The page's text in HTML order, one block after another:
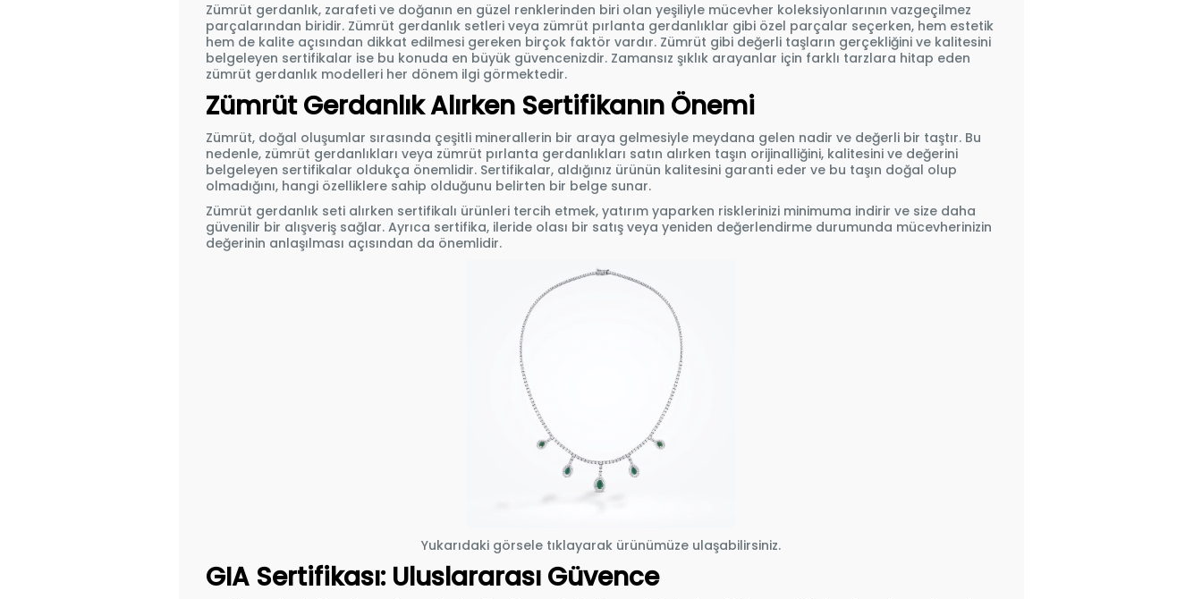
Zümrüt gerdanlık, zarafeti ve doğanın en güzel renklerinden biri olan yeşiliyle mücevher koleksiyonlarının vazgeçilmez
parçalarından biridir. Zümrüt gerdanlık setleri veya zümrüt pırlanta gerdanlıklar gibi özel parçalar seçerken, hem estetik
hem de kalite açısından dikkat edilmesi gereken birçok faktör vardır. Zümrüt gibi değerli taşların gerçekliğini ve kalitesini
belgeleyen sertifikalar ise bu konuda en büyük güvencenizdir. Zamansız şıklık arayanlar için farklı tarzlara hitap eden
zümrüt gerdanlık modelleri her dönem ilgi görmektedir.
Zümrüt Gerdanlık Alırken Sertifikanın Önemi
Zümrüt, doğal oluşumlar sırasında çeşitli minerallerin bir araya gelmesiyle meydana gelen nadir ve değerli bir taştır. Bu
nedenle, zümrüt gerdanlıkları veya zümrüt pırlanta gerdanlıkları satın alırken taşın orijinalliğini, kalitesini ve değerini
belgeleyen sertifikalar oldukça önemlidir. Sertifikalar, aldığınız ürünün kalitesini garanti eder ve bu taşın doğal olup
olmadığını, hangi özelliklere sahip olduğunu belirten bir belge sunar.
Zümrüt gerdanlık seti alırken sertifikalı ürünleri tercih etmek, yatırım yaparken risklerinizi minimuma indirir ve size daha
güvenilir bir alışveriş sağlar. Ayrıca sertifika, ileride olası bir satış veya yeniden değerlendirme durumunda mücevherinizin
değerinin anlaşılması açısından da önemlidir.
Yukarıdaki görsele tıklayarak ürünümüze ulaşabilirsiniz.
GIA Sertifikası: Uluslararası Güvence